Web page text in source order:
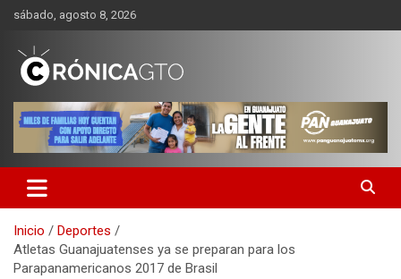
Saltar
contenido
sábado, agosto 8, 2026
CRONICA GUANAJUATO
Inicio
Deportes
Atletas Guanajuatenses ya se preparan para los
Parapanamericanos 2017 de Brasil